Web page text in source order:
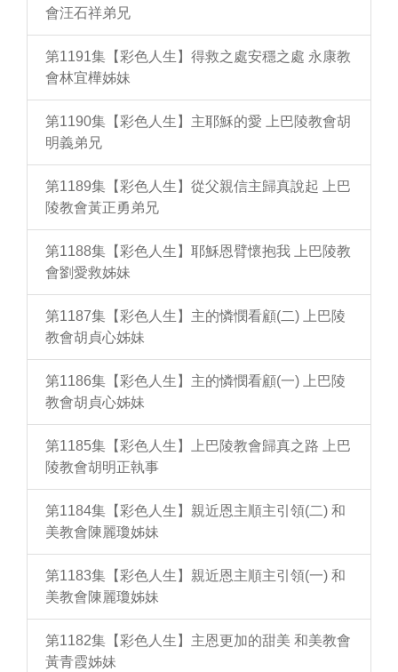
會汪石祥弟兄
第1191集【彩色人生】得救之處安穩之處 永康教
會林宜樺姊妹
第1190集【彩色人生】主耶穌的愛 上巴陵教會胡
明義弟兄
第1189集【彩色人生】從父親信主歸真說起 上巴
陵教會黃正勇弟兄
第1188集【彩色人生】耶穌恩臂懷抱我 上巴陵教
會劉愛救姊妹
第1187集【彩色人生】主的憐憫看顧(二) 上巴陵
教會胡貞心姊妹
第1186集【彩色人生】主的憐憫看顧(一) 上巴陵
教會胡貞心姊妹
第1185集【彩色人生】上巴陵教會歸真之路 上巴
陵教會胡明正執事
第1184集【彩色人生】親近恩主順主引領(二) 和
美教會陳麗瓊姊妹
第1183集【彩色人生】親近恩主順主引領(一) 和
美教會陳麗瓊姊妹
第1182集【彩色人生】主恩更加的甜美 和美教會
黃青霞姊妹